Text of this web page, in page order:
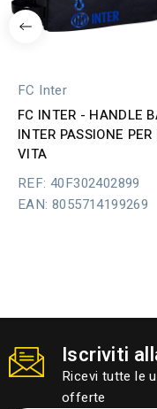
FC Inter
FC INTER - HANDLE
INTER PASSIONE PER
VITA
REF: 40F302402899
EAN: 8055714199269
Iscriviti
Ricevi tutte le
offerte